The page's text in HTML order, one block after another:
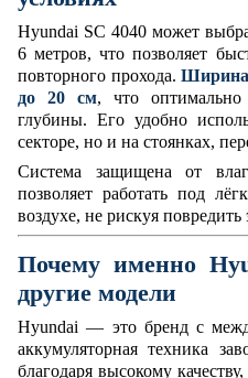
Hyundai SC 4040 может
6 метров, что позволяет
повторного прохода.Ширина
до 20 см, что оптимально
глубины. Его удобно
секторе, но и на стоянках,
Система защищена от
позволяет работать под
воздухе, не рискуя повредить
Почему именно
другие модели
Hyundai — это бренд с
аккумуляторная техника
благодаря высокому